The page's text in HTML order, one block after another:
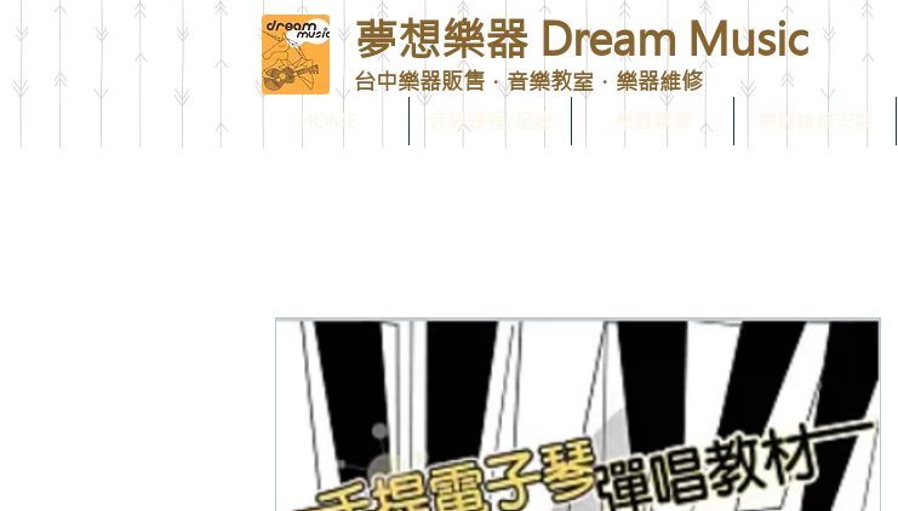
夢想樂器 Dream Music
台中樂器販售．音樂教室．樂器維修
音樂課程/紀錄 樂器購買 樂器維修安裝